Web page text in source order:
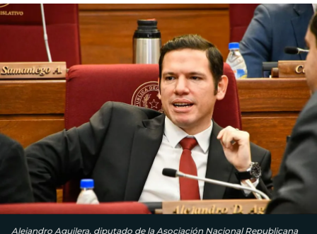
Alejandro Aguilera, diputado de la Asociación Nacional Republicana